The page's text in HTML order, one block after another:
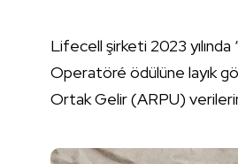
Lifecell şirketi 2023 yılında
Operatöré ödülüne layık
Ortak Gelir (ARPU)